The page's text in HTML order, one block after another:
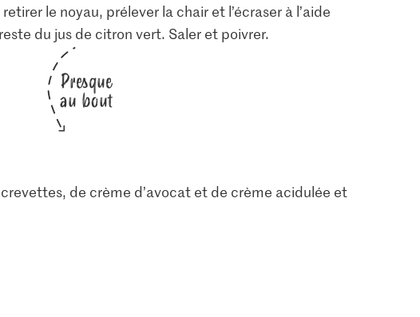
le noyau, prélever la chair et l’écraser à l’aide
du jus de citron vert. Saler et poivrer.
Presque
au bout
de crème d’avocat et de crème acidulée et